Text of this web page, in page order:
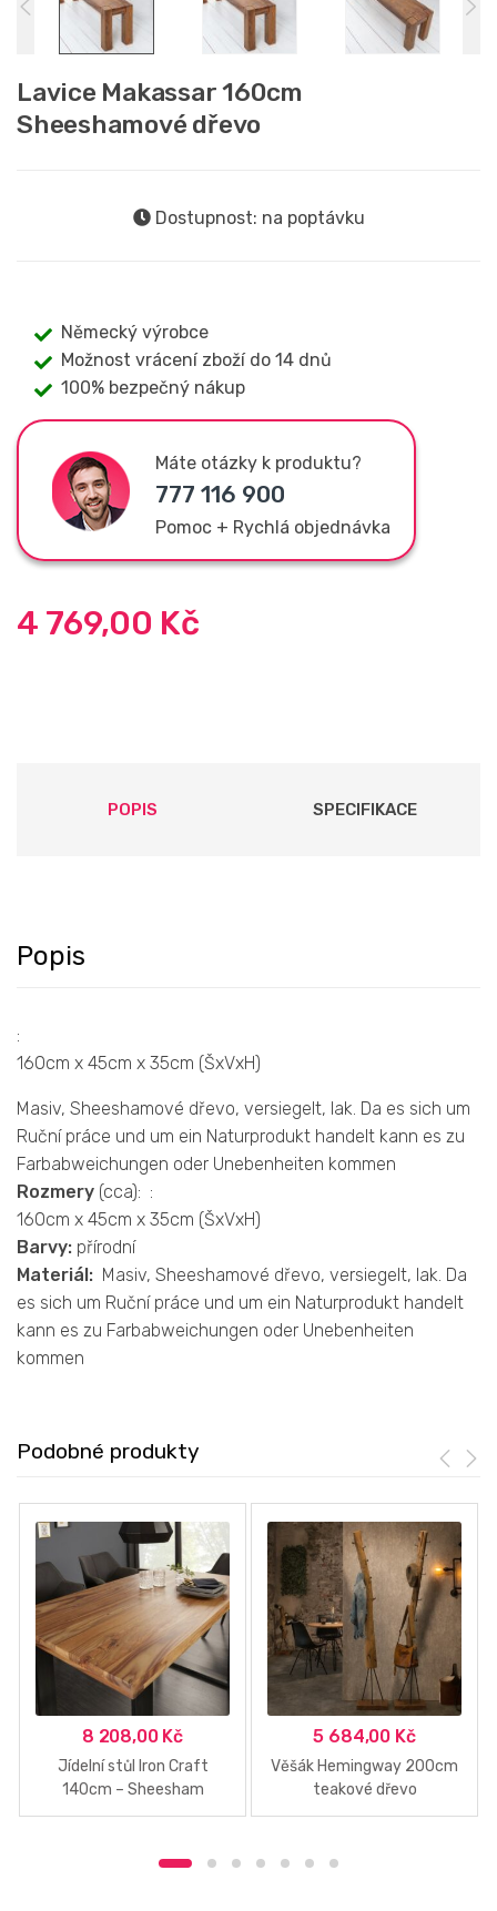
Lavice Makassar 160cm
Sheeshamové dřevo
Dostupnost: na poptávku
Německý výrobce
Možnost vrácení zboží do 14 dnů
100% bezpečný nákup
Máte otázky k produktu?
777 116 900
Pomoc + Rychlá objednávka
4 769,00 Kč
POPIS SPECIFIKACE
Popis
:
160cm x 45cm x 35cm (ŠxVxH)
Masiv, Sheeshamové dřevo, versiegelt, lak. Da es sich um
Ruční práce und um ein Naturprodukt handelt kann es zu
Farbabweichungen oder Unebenheiten kommen
Rozmery (cca): :
160cm x 45cm x 35cm (ŠxVxH)
Barvy: přírodní
Materiál: Masiv, Sheeshamové dřevo, versiegelt, lak. Da
es sich um Ruční práce und um ein Naturprodukt handelt
kann es zu Farbabweichungen oder Unebenheiten
kommen
Podobné produkty
8 208,00 Kč
Jídelní stůl Iron Craft
140cm – Sheesham
5 684,00 Kč
Věšák Hemingway 200cm
teakové dřevo